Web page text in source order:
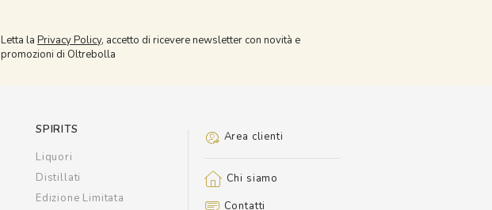
Letta la Privacy Policy, accetto di ricevere newsletter con novità e
promozioni di Oltrebolla
Area clienti
Chi siamo
Contatti
SPIRITS
Liquori
Distillati
Edizione Limitata